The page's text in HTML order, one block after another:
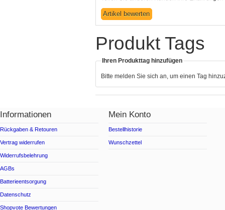
Produkt Tags
Ihren Produkttag hinzufügen
Bitte melden Sie sich an, um einen Tag
Informationen
Rückgaben & Retouren
Vertrag widerrufen
Widerrufsbelehrung
AGBs
Batterieentsorgung
Datenschutz
Shopvote Bewertungen
Mein Konto
Bestellhistorie
Wunschzettel